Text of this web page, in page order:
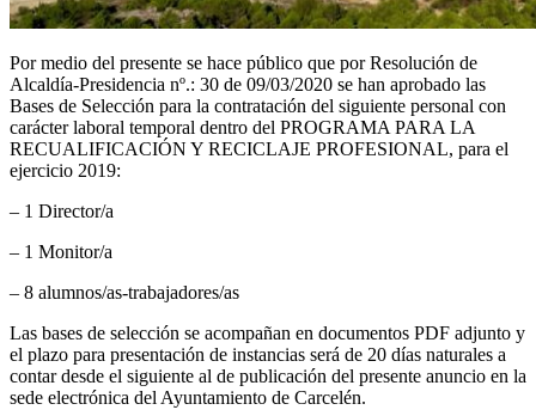
Por medio del presente se hace público que por Resolución de
Alcaldía-Presidencia nº.: 30 de 09/03/2020 se han aprobado las
Bases de Selección para la contratación del siguiente personal con
carácter laboral temporal dentro del PROGRAMA PARA LA
RECUALIFICACIÓN Y RECICLAJE PROFESIONAL, para el
ejercicio 2019:
– 1 Director/a
– 1 Monitor/a
– 8 alumnos/as-trabajadores/as
Las bases de selección se acompañan en documentos PDF adjunto y
el plazo para presentación de instancias será de 20 días naturales a
contar desde el siguiente al de publicación del presente anuncio en la
sede electrónica del Ayuntamiento de Carcelén.